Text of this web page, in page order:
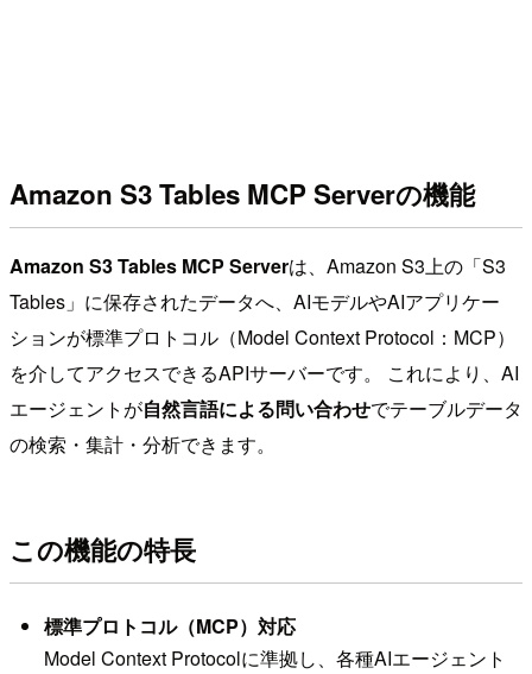
Amazon S3 Tables MCP Serverの機能
Amazon S3 Tables MCP Serverは、Amazon S3上の「S3
Tables」に保存されたデータへ、AIモデルやAIアプリケー
ションが標準プロトコル（Model Context Protocol：MCP）
を介してアクセスできるAPIサーバーです。 これにより、AI
エージェントが自然言語による問い合わせでテーブルデータ
の検索・集計・分析できます。
この機能の特長
標準プロトコル（MCP）対応
Model Context Protocolに準拠し、各種AIエージェント